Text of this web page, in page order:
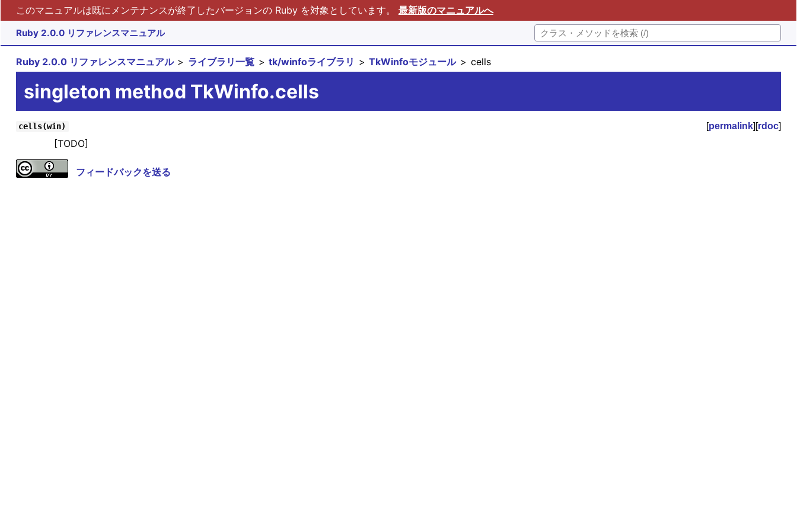
このマニュアルは既にメンテナンスが終了したバージョンの Ruby を対象としています。 最新版のマニュアルへ
Ruby 2.0.0 リファレンスマニュアル
Ruby 2.0.0 リファレンスマニュアル ライブラリ一覧 tk/winfoライブラリ TkWinfoモジュール cells
singleton method TkWinfo.cells
cells(win) [permalink][rdoc]
[TODO]
フィードバックを送る